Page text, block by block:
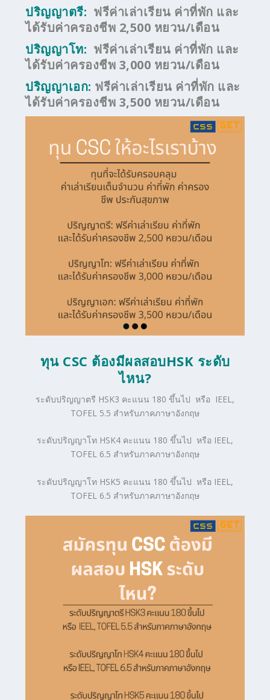
ปริญญาตรี: ฟรีค่าเล่าเรียน ค่าที่พัก และ
ได้รับค่าครองชีพ 2,500 หยวน/เดือน
ปริญญาโท: ฟรีค่าเล่าเรียน ค่าที่พัก และ
ได้รับค่าครองชีพ 3,000 หยวน/เดือน
ปริญญาเอก: ฟรีค่าเล่าเรียน ค่าที่พัก และ
ได้รับค่าครองชีพ 3,500 หยวน/เดือน
ทุน CSC ต้องมีผลสอบHSK ระดับ
ไหน?
ระดับปริญญาตรี HSK3 คะแนน 180 ขึ้นไป หรือ IEEL,
TOFEL 5.5 สำหรับภาคภาษาอังกฤษ
ระดับปริญญาโท HSK4 คะแนน 180 ขึ้นไป หรือ IEEL,
TOFEL 6.5 สำหรับภาคภาษาอังกฤษ
ระดับปริญญาโท HSK5 คะแนน 180 ขึ้นไป หรือ IEEL,
TOFEL 6.5 สำหรับภาคภาษาอังกฤษ